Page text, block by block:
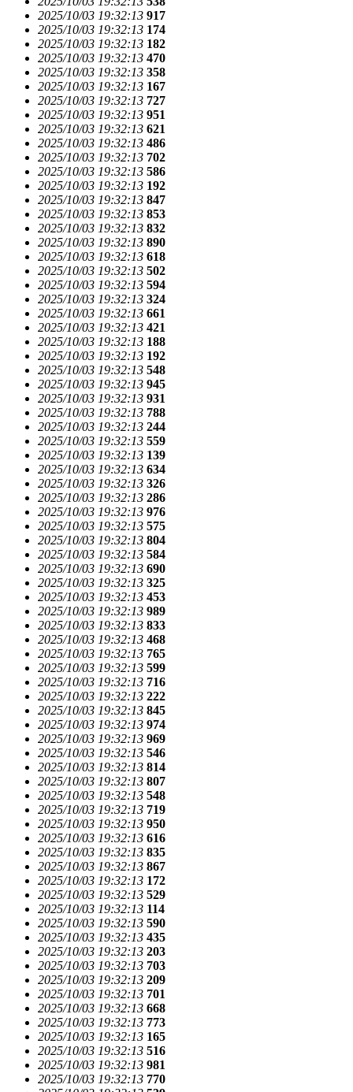
2025/10/03 19:32:13 917
2025/10/03 19:32:13 174
2025/10/03 19:32:13 182
2025/10/03 19:32:13 470
2025/10/03 19:32:13 358
2025/10/03 19:32:13 167
2025/10/03 19:32:13 727
2025/10/03 19:32:13 951
2025/10/03 19:32:13 621
2025/10/03 19:32:13 486
2025/10/03 19:32:13 702
2025/10/03 19:32:13 586
2025/10/03 19:32:13 192
2025/10/03 19:32:13 847
2025/10/03 19:32:13 853
2025/10/03 19:32:13 832
2025/10/03 19:32:13 890
2025/10/03 19:32:13 618
2025/10/03 19:32:13 502
2025/10/03 19:32:13 594
2025/10/03 19:32:13 324
2025/10/03 19:32:13 661
2025/10/03 19:32:13 421
2025/10/03 19:32:13 188
2025/10/03 19:32:13 192
2025/10/03 19:32:13 548
2025/10/03 19:32:13 945
2025/10/03 19:32:13 931
2025/10/03 19:32:13 788
2025/10/03 19:32:13 244
2025/10/03 19:32:13 559
2025/10/03 19:32:13 139
2025/10/03 19:32:13 634
2025/10/03 19:32:13 326
2025/10/03 19:32:13 286
2025/10/03 19:32:13 976
2025/10/03 19:32:13 575
2025/10/03 19:32:13 804
2025/10/03 19:32:13 584
2025/10/03 19:32:13 690
2025/10/03 19:32:13 325
2025/10/03 19:32:13 453
2025/10/03 19:32:13 989
2025/10/03 19:32:13 833
2025/10/03 19:32:13 468
2025/10/03 19:32:13 765
2025/10/03 19:32:13 599
2025/10/03 19:32:13 716
2025/10/03 19:32:13 222
2025/10/03 19:32:13 845
2025/10/03 19:32:13 974
2025/10/03 19:32:13 969
2025/10/03 19:32:13 546
2025/10/03 19:32:13 814
2025/10/03 19:32:13 807
2025/10/03 19:32:13 548
2025/10/03 19:32:13 719
2025/10/03 19:32:13 950
2025/10/03 19:32:13 616
2025/10/03 19:32:13 835
2025/10/03 19:32:13 867
2025/10/03 19:32:13 172
2025/10/03 19:32:13 529
2025/10/03 19:32:13 114
2025/10/03 19:32:13 590
2025/10/03 19:32:13 435
2025/10/03 19:32:13 203
2025/10/03 19:32:13 703
2025/10/03 19:32:13 209
2025/10/03 19:32:13 701
2025/10/03 19:32:13 668
2025/10/03 19:32:13 773
2025/10/03 19:32:13 165
2025/10/03 19:32:13 516
2025/10/03 19:32:13 981
2025/10/03 19:32:13 770